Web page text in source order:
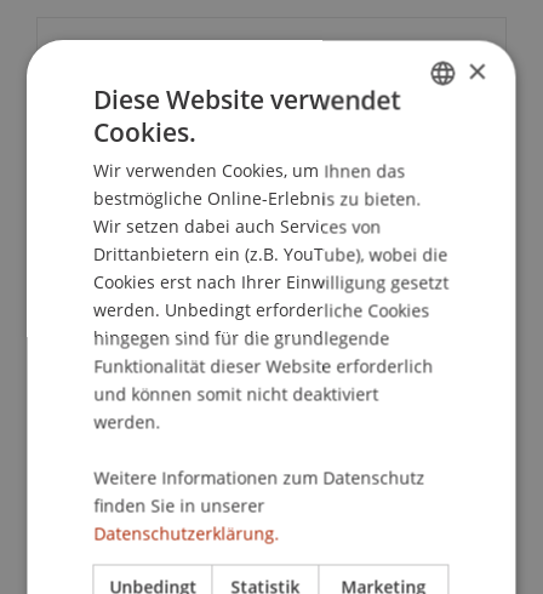
School/Professur:
Institut für Finanzdienstleistungen
Das Seminar führt in die Systematik der Märkte
sowie in die Grundlagen der Bewertung von
Derivaten ein. Anhand von Fallbeispielen werden
unterschiedliche Anwendungsstrategien
aufgezeigt. Es sind keine besonderen
Mathematikkenntnisse notwendig. Alle
spezifischen inhaltlichen Details können Sie dem
Detailprogramm entnehmen.
Bei dem Seminar handelt es sich um ein
Betriebswirtschaftslehre, Banking und Financial
×
Diese Website verwendet
Cookies.
Wir verwenden Cookies, um Ihnen das
bestmögliche Online-Erlebnis zu bieten.
Wir setzen dabei auch Services von
Drittanbietern ein (z.B. YouTube), wobei die
Cookies erst nach Ihrer Einwilligung gesetzt
werden. Unbedingt erforderliche Cookies
hingegen sind für die grundlegende
Funktionalität dieser Website erforderlich
und können somit nicht deaktiviert
werden.
Weitere Informationen zum Datenschutz
finden Sie in unserer
Datenschutzerklärung.
Unbedingt Statistik Marketing